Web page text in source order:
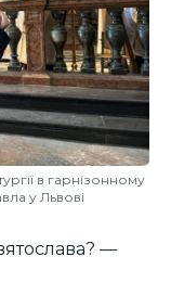
в гарнізонному
у Львові
—